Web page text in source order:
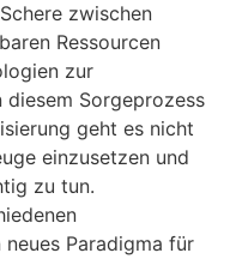
zwischen
Ressourcen
zur
Sorgeprozess
geht es nicht
einzusetzen und
zu tun.
Paradigma für